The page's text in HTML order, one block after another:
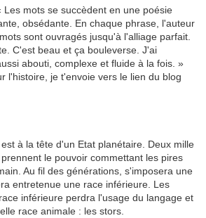
Les mots se succèdent en une poésie
obsédante. En chaque phrase, l'auteur
sont ouvragés jusqu'à l'alliage parfait.
C'est beau et ça bouleverse. J'ai
abouti, complexe et fluide à la fois. »
l'histoire, je t'envoie vers le lien du blog
à la tête d'un Etat planétaire. Deux mille
le pouvoir commettant les pires
Au fil des générations, s'imposera une
entretenue une race inférieure. Les
inférieure perdra l'usage du langage et
race animale : les stors.